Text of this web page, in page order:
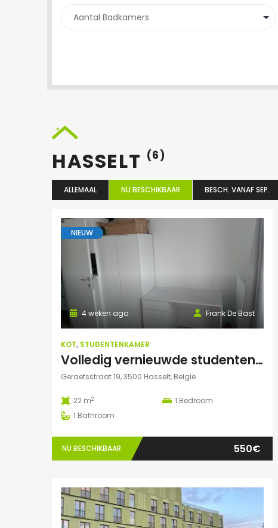
HASSELT (6)
ALLEMAAL NU BESCHIKBAAR BESCH. VANAF SEP.
NIEUW
Frank De Bast
4 weken ago
KOT, STUDENTENKAMER
Volledig vernieuwde studenten studio te huur
Geraetsstraat 19, 3500 Hasselt, België
22 m2 1 Bedroom
1 Bathroom
NU BESCHIKBAAR 550€